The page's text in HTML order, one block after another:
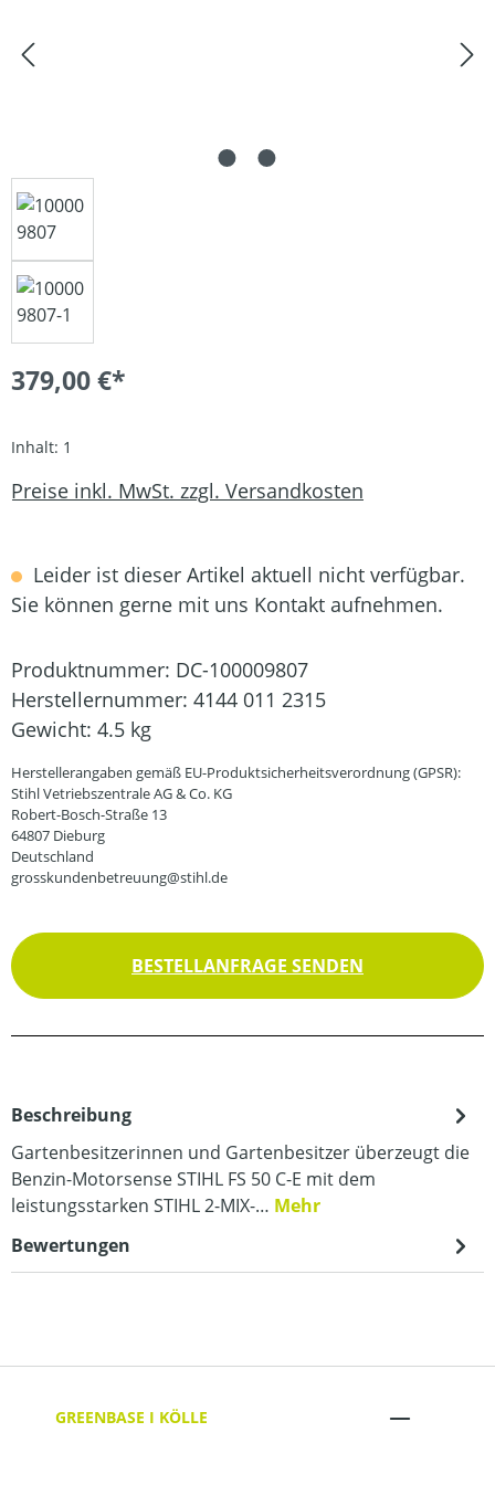
379,00 €*
Inhalt: 1
Preise inkl. MwSt. zzgl. Versandkosten
Leider ist dieser Artikel aktuell nicht verfügbar.
Sie können gerne mit uns Kontakt aufnehmen.
Produktnummer: DC-100009807
Herstellernummer: 4144 011 2315
Gewicht: 4.5 kg
Herstellerangaben gemäß EU-Produktsicherheitsverordnung (GPSR):
Stihl Vetriebszentrale AG & Co. KG
Robert-Bosch-Straße 13
64807 Dieburg
Deutschland
grosskundenbetreuung@stihl.de
BESTELLANFRAGE SENDEN
Beschreibung
Gartenbesitzerinnen und Gartenbesitzer überzeugt die
Benzin-Motorsense STIHL FS 50 C-E mit dem
leistungsstarken STIHL 2-MIX-… Mehr
Bewertungen
GREENBASE I KÖLLE